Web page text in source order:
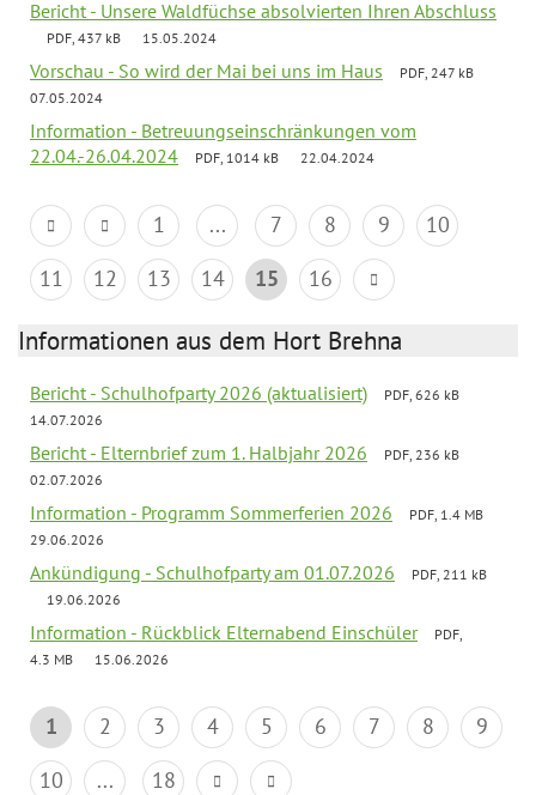
Bericht - Unsere Waldfüchse absolvierten Ihren Abschluss
PDF, 437 kB 15.05.2024
Vorschau - So wird der Mai bei uns im Haus
PDF, 247 kB
07.05.2024
Information - Betreuungseinschränkungen vom
22.04.-26.04.2024
PDF, 1014 kB 22.04.2024
1 ... 7 8 9
10
11
12 13 14 15 16
Informationen aus dem Hort Brehna
Bericht - Schulhofparty 2026 (aktualisiert)
PDF, 626 kB
14.07.2026
Bericht - Elternbrief zum 1. Halbjahr 2026
PDF, 236 kB
02.07.2026
Information - Programm Sommerferien 2026
PDF, 1.4 MB
29.06.2026
Ankündigung - Schulhofparty am 01.07.2026
PDF, 211 kB
19.06.2026
Information - Rückblick Elternabend Einschüler
PDF,
4.3 MB
15.06.2026
1 2 3 4 5 6 7 8
9
10
... 18